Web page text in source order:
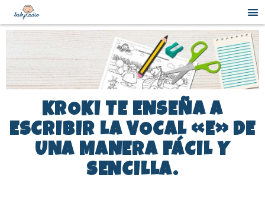
KROKI TE ENSEÑA A
ESCRIBIR LA VOCAL «E» DE
UNA MANERA FÁCIL Y
SENCILLA.